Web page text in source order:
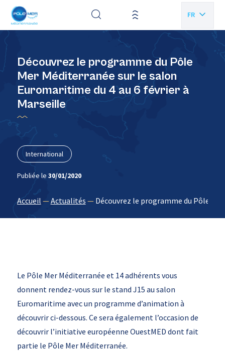
FR
EN
Découvrez le programme du Pôle
Mer Méditerranée sur le salon
Euromaritime du 4 au 6 février à
Marseille
International
Publiée le 30/01/2020
Accueil —Actualités — Découvrez le programme du Pôle
Le Pôle Mer Méditerranée et 14 adhérents vous
donnent rendez-vous sur le stand J15 au salon
Euromaritime avec un programme d’animation à
découvrir ci-dessous. Ce sera également l’occasion de
découvrir l’initiative européenne OuestMED dont fait
partie le Pôle Mer Méditerranée.
Panneau de gestion des cookies